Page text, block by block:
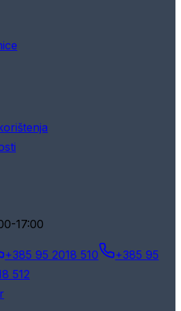
17:00
+385 95 2018 510
+385 95
512